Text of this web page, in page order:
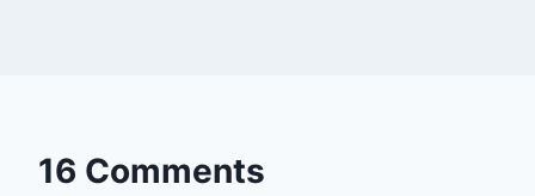
16 Comments